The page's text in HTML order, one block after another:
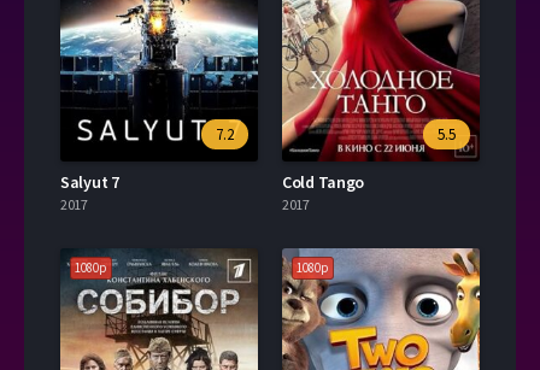
7.2
Salyut 7
2017
5.5
Cold Tango
2017
1080p 1080p